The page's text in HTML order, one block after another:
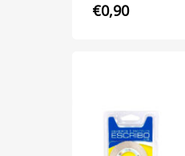
€0,90